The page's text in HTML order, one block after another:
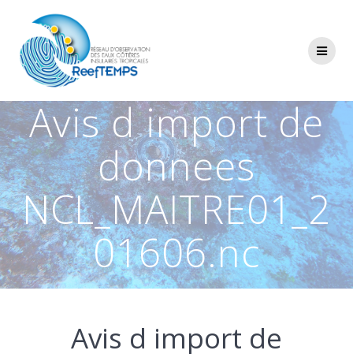
Avis d import de
donnees
NCL_MAITRE01_2
01606.nc
Avis d import de